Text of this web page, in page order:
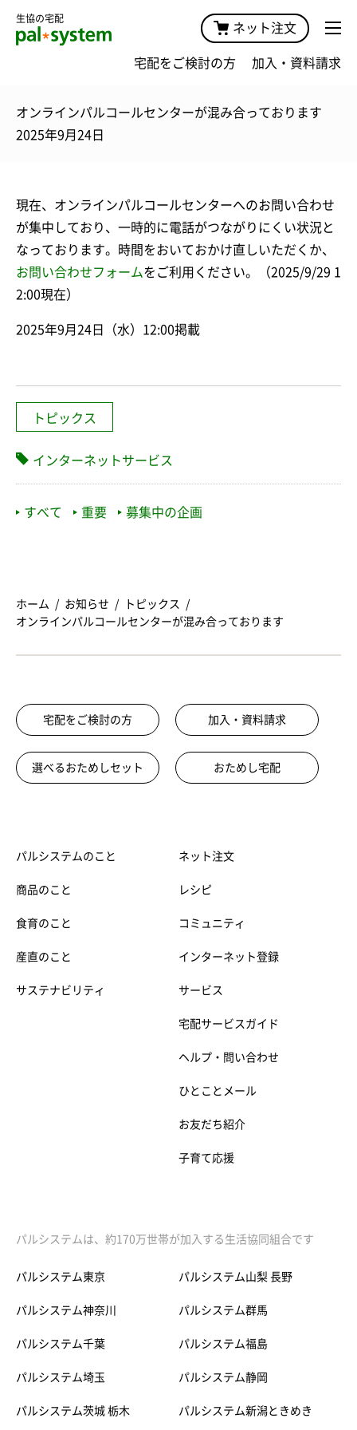
生協の宅配
ネット注文
宅配をご検討の方 加入・資料請求
オンラインパルコールセンターが混み合っております
2025年9月24日
現在、オンラインパルコールセンターへのお問い合わせ
が集中しており、一時的に電話がつながりにくい状況と
なっております。時間をおいておかけ直しいただくか、
お問い合わせフォームをご利用ください。（2025/9/29 1
2:00現在）
2025年9月24日（水）12:00掲載
トピックス
インターネットサービス
すべて 重要 募集中の企画
ホーム お知らせ
トピックス
オンラインパルコールセンターが混み合っております
宅配をご検討の方 加入・資料請求
選べるおためしセット おためし宅配
パルシステムのこと
商品のこと
食育のこと
産直のこと
サステナビリティ
ネット注文
レシピ
コミュニティ
インターネット登録
サービス
宅配サービスガイド
ヘルプ・問い合わせ
ひとことメール
お友だち紹介
子育て応援
パルシステムは、約170万世帯が加入する生活協同組合です
パルシステム東京
パルシステム神奈川
パルシステム千葉
パルシステム埼玉
パルシステム茨城 栃木
パルシステム山梨 長野
パルシステム群馬
パルシステム福島
パルシステム静岡
パルシステム新潟ときめき